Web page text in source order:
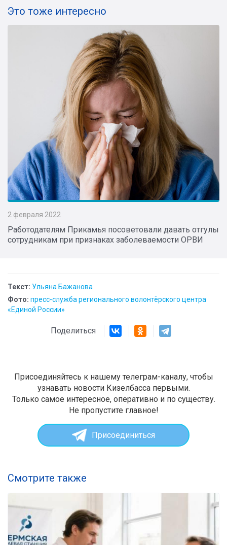
Это тоже интересно
2 февраля 2022
Работодателям Прикамья посоветовали давать отгулы
сотрудникам при признаках заболеваемости ОРВИ
Текст: Ульяна Бажанова
Фото: пресс-служба регионального волонтёрского центра
«Единой России»
Поделиться
Присоединяйтесь к нашему телеграм-каналу, чтобы
узнавать новости Кизелбасса первыми.
Только самое интересное, оперативно и по существу.
Не пропустите главное!
Присоединиться
Смотрите также